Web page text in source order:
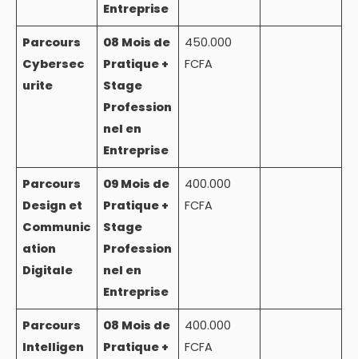
Entreprise
Parcours
Cybersec
urite
08 Mois de
Pratique +
Stage
Profession
nel en
Entreprise
450.000
FCFA
Parcours
Design et
Communic
ation
Digitale
09 Mois de
Pratique +
Stage
Profession
nel en
Entreprise
400.000
FCFA
Parcours
Intelligen
08 Mois de
Pratique +
400.000
FCFA